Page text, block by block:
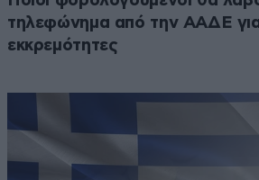
τηλεφώνημα από την ΑΑΔΕ
εκκρεμότητες